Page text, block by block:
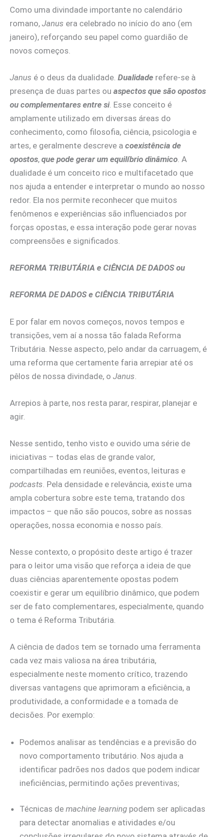
Como uma divindade importante no calendário
romano, Janus era celebrado no início do ano (em
janeiro), reforçando seu papel como guardião de
novos começos.
Janus é o deus da dualidade. Dualidade refere-se à
presença de duas partes ou aspectos que são opostos
ou complementares entre si. Esse conceito é
amplamente utilizado em diversas áreas do
conhecimento, como filosofia, ciência, psicologia e
artes, e geralmente descreve a coexistência de
opostos, que pode gerar um equilíbrio dinâmico. A
dualidade é um conceito rico e multifacetado que
nos ajuda a entender e interpretar o mundo ao nosso
redor. Ela nos permite reconhecer que muitos
fenômenos e experiências são influenciados por
forças opostas, e essa interação pode gerar novas
compreensões e significados.
REFORMA TRIBUTÁRIA e CIÊNCIA DE DADOS ou
REFORMA DE DADOS e CIÊNCIA TRIBUTÁRIA
E por falar em novos começos, novos tempos e
transições, vem aí a nossa tão falada Reforma
Tributária. Nesse aspecto, pelo andar da carruagem, é
uma reforma que certamente faria arrepiar até os
pêlos de nossa divindade, o Janus
Arrepios à parte, nos resta parar, respirar, planejar e
agir.
Nesse sentido, tenho visto e ouvido uma série de
iniciativas – todas elas de grande valor,
compartilhadas em reuniões, eventos, leituras e
podcasts. Pela densidade e relevância, existe uma
ampla cobertura sobre este tema, tratando dos
impactos – que não são poucos, sobre as nossas
operações, nossa economia e nosso país.
Nesse contexto, o propósito deste artigo é trazer
para o leitor uma visão que reforça a ideia de que
duas ciências aparentemente opostas podem
coexistir e gerar um equilíbrio dinâmico, que podem
ser de fato complementares, especialmente, quando
o tema é Reforma Tributária.
A ciência de dados tem se tornado uma ferramenta
cada vez mais valiosa na área tributária,
especialmente neste momento crítico, trazendo
diversas vantagens que aprimoram a eficiência, a
produtividade, a conformidade e a tomada de
decisões. Por exemplo:
Podemos analisar as tendências e a previsão do
novo comportamento tributário. Nos ajuda a
identificar padrões nos dados que podem indicar
ineficiências, permitindo ações preventivas;
Técnicas de machine learning podem ser aplicadas
para detectar anomalias e atividades e/ou